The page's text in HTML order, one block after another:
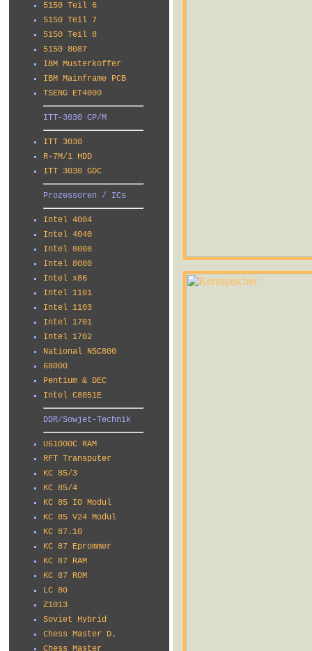
5150 Teil 6
5150 Teil 7
5150 Teil 8
5150 8087
IBM Musterkoffer
IBM Mainframe PCB
TSENG ET4000
ITT-3030 CP/M
ITT 3030
R-7M/1 HDD
ITT 3030 GDC
Prozessoren / ICs
Intel 4004
Intel 4040
Intel 8008
Intel 8080
Intel x86
Intel 1101
Intel 1103
Intel 1701
Intel 1702
National NSC800
68000
Pentium & DEC
Intel C8051E
DDR/Sowjet-Technik
U61000C RAM
RFT Transputer
KC 85/3
KC 85/4
KC 85 IO Modul
KC 85 V24 Modul
KC 87.10
KC 87 Eprommer
KC 87 RAM
KC 87 ROM
LC 80
Z1013
Soviet Hybrid
Chess Master D.